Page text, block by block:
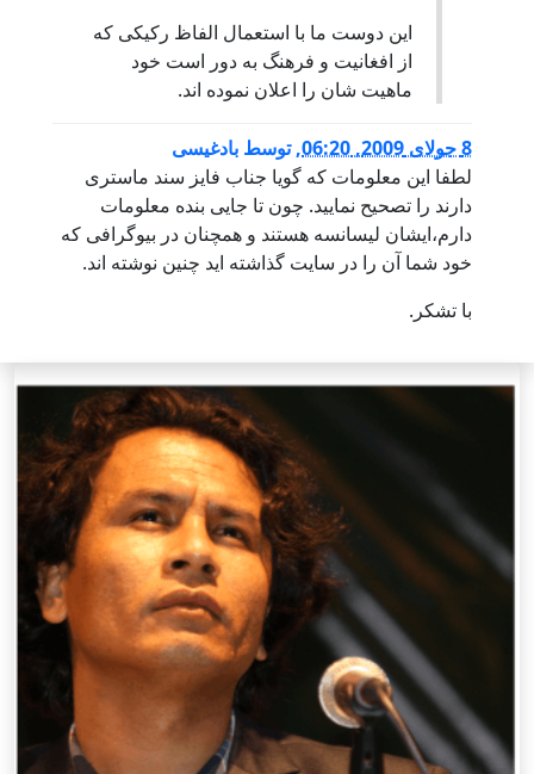
این دوست ما با استعمال الفاظ رکیکی که
از افغانیت و فرهنگ به دور است خود
ماهیت شان را اعلان نموده اند.
8 جولای 2009, 06:20 ,توسط بادغیسی
لطفا این معلومات که گویا جناب فایز سند ماستری
دارند را تصحیح نمایید. چون تا جایی بنده معلومات
دارم،ایشان لیسانسه هستند و همچنان در بیوگرافی که
خود شما آن را در سایت گذاشته اید چنین نوشته اند.
با تشکر.